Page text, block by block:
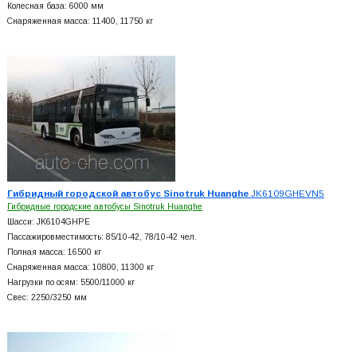
Колесная база: 6000 мм
Снаряженная масса: 11400, 11750 кг
Гибридный городской автобус Sinotruk HuangheJK6109GHEVN5
Гибридные городские автобусы Sinotruk Huanghe
Шасси: JK6104GHPE
Пассажировместимость: 85/10-42, 78/10-42 чел.
Полная масса: 16500 кг
Снаряженная масса: 10800, 11300 кг
Нагрузки по осям: 5500/11000 кг
Свес: 2250/3250 мм